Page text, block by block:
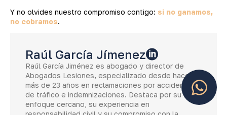
Y no olvides nuestro compromiso contigo: si no ganamos,
no cobramos.
Raúl García Jímenez
Raúl García Jiménez es abogado y director de
Abogados Lesiones, especializado desde hace
más de 23 años en reclamaciones por accidentes
de tráfico e indemnizaciones. Destaca por su
enfoque cercano, su experiencia en